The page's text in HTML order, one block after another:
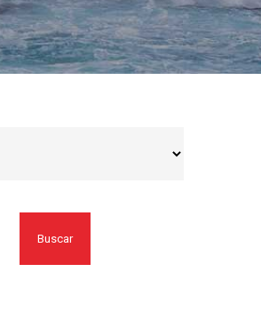
Buscar